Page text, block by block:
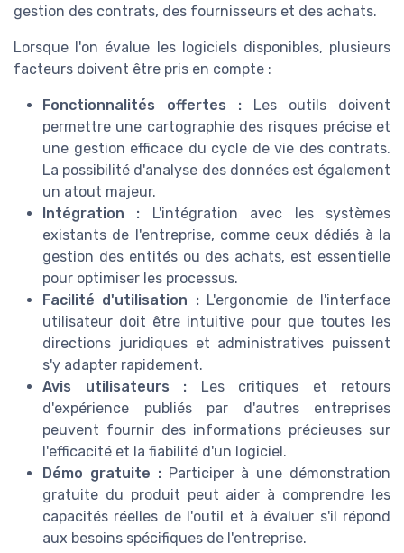
gestion des contrats, des fournisseurs et des achats.
Lorsque l'on évalue les logiciels disponibles, plusieurs
facteurs doivent être pris en compte :
Fonctionnalités offertes : Les outils doivent
permettre une cartographie des risques précise et
une gestion efficace du cycle de vie des contrats.
La possibilité d'analyse des données est également
un atout majeur.
Intégration : L'intégration avec les systèmes
existants de l'entreprise, comme ceux dédiés à la
gestion des entités ou des achats, est essentielle
pour optimiser les processus.
Facilité d'utilisation :L'ergonomie de l'interface
utilisateur doit être intuitive pour que toutes les
directions juridiques et administratives puissent
s'y adapter rapidement.
Avis utilisateurs : Les critiques et retours
d'expérience publiés par d'autres entreprises
peuvent fournir des informations précieuses sur
l'efficacité et la fiabilité d'un logiciel.
Démo gratuite :Participer à une démonstration
gratuite du produit peut aider à comprendre les
capacités réelles de l'outil et à évaluer s'il répond
aux besoins spécifiques de l'entreprise.